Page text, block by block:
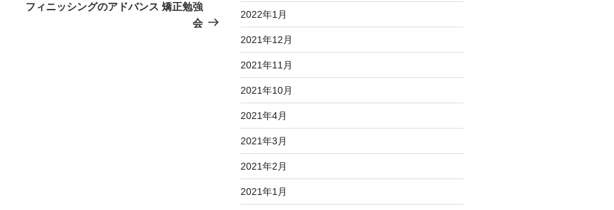
の
投
フィニッシングのアドバンス 矯正勉強
会
2022年1月
2021年12月
2021年11月
2021年10月
2021年4月
2021年3月
2021年2月
2021年1月